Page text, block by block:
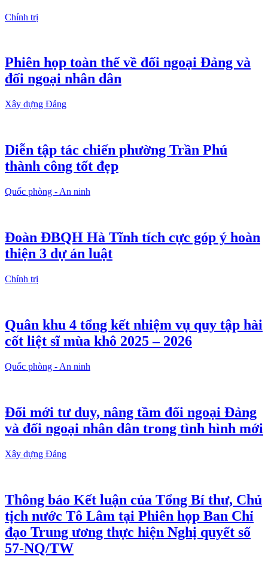
Chính trị
Phiên họp toàn thể về đối ngoại Đảng và
đối ngoại nhân dân
Xây dựng Đảng
Diễn tập tác chiến phường Trần Phú
thành công tốt đẹp
Quốc phòng - An ninh
Đoàn ĐBQH Hà Tĩnh tích cực góp ý hoàn
thiện 3 dự án luật
Chính trị
Quân khu 4 tổng kết nhiệm vụ quy tập hài
cốt liệt sĩ mùa khô 2025 – 2026
Quốc phòng - An ninh
Đổi mới tư duy, nâng tầm đối ngoại Đảng
và đối ngoại nhân dân trong tình hình mới
Xây dựng Đảng
Thông báo Kết luận của Tổng Bí thư, Chủ
tịch nước Tô Lâm tại Phiên họp Ban Chỉ
đạo Trung ương thực hiện Nghị quyết số
57-NQ/TW